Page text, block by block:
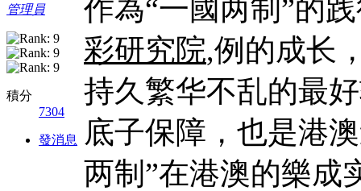
管理員
積分
7304
發消息
作為“一國两制”的
彩研究院,例的成长
持久繁华不乱的最
底子保障，也是港
两制”在港澳的樂成